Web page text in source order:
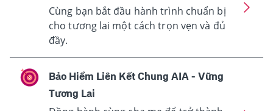
Cùng bạn bắt đầu hành trình chuẩn bị
cho tương lai một cách trọn vẹn và đủ
đầy.
Bảo Hiểm Liên Kết Chung AIA - Vững
Tương Lai